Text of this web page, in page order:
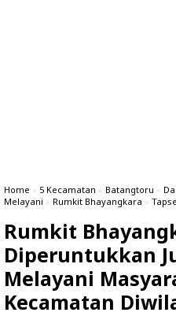
Home » 5 Kecamatan » Batangtoru »
Melayani » Rumkit Bhayangkara »
Rumkit
Diperuntukkan
Melayani
Kecamatan